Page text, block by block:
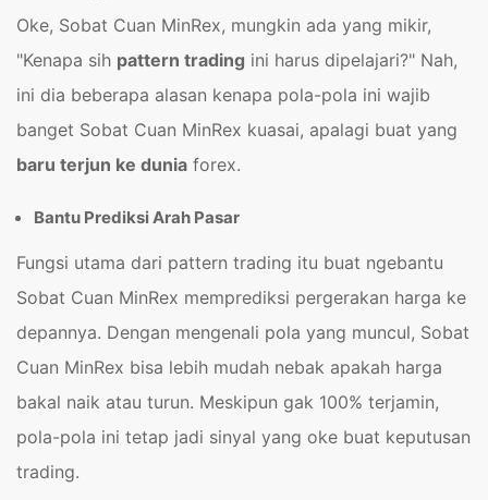
Oke, Sobat Cuan MinRex, mungkin ada yang mikir,
"Kenapa sih pattern trading ini harus dipelajari?" Nah,
ini dia beberapa alasan kenapa pola-pola ini wajib
banget Sobat Cuan MinRex kuasai, apalagi buat yang
baru terjun ke dunia forex.
Bantu Prediksi Arah Pasar
Fungsi utama dari pattern trading itu buat ngebantu
Sobat Cuan MinRex memprediksi pergerakan harga ke
depannya. Dengan mengenali pola yang muncul, Sobat
Cuan MinRex bisa lebih mudah nebak apakah harga
bakal naik atau turun. Meskipun gak 100% terjamin,
pola-pola ini tetap jadi sinyal yang oke buat keputusan
trading.